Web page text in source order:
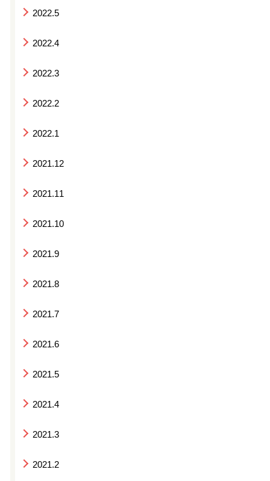
2022.5
2022.4
2022.3
2022.2
2022.1
2021.12
2021.11
2021.10
2021.9
2021.8
2021.7
2021.6
2021.5
2021.4
2021.3
2021.2